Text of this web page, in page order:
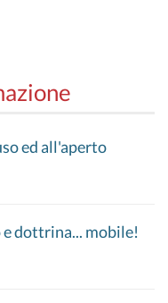
ed all'aperto
dottrina... mobile!